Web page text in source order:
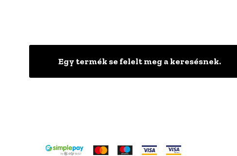
Egy termék se felelt meg a keresésnek.